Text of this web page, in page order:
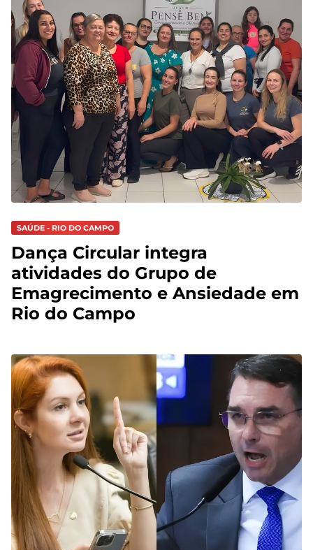
SAÚDE - RIO DO CAMPO
Dança Circular integra
atividades do Grupo de
Emagrecimento e Ansiedade em
Rio do Campo